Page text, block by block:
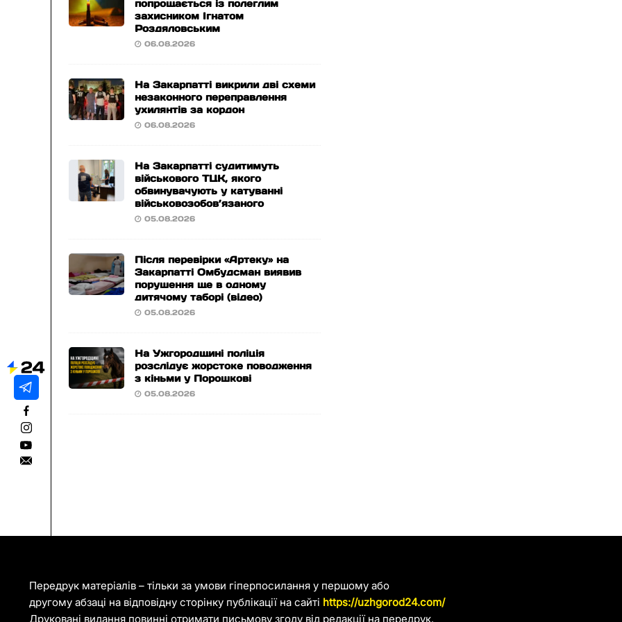
попрощається із полеглим
захисником Ігнатом
Роздяловським
06.08.2026
На Закарпатті викрили дві схеми
незаконного переправлення
ухилянтів за кордон
06.08.2026
На Закарпатті судитимуть
військового ТЦК, якого
обвинувачують у катуванні
військовозобов’язаного
05.08.2026
Після перевірки «Артеку» на
Закарпатті Омбудсман виявив
порушення ще в одному
дитячому таборі (відео)
05.08.2026
На Ужгородщині поліція
розслідує жорстоке поводження
з кіньми у Порошкові
05.08.2026
Передрук матеріалів – тільки за умови гіперпосилання у першому або
другому абзаці на відповідну сторінку публікації на сайті https://uzhgorod24.com/
Друковані видання повинні отримати письмову згоду від редакції на передрук.